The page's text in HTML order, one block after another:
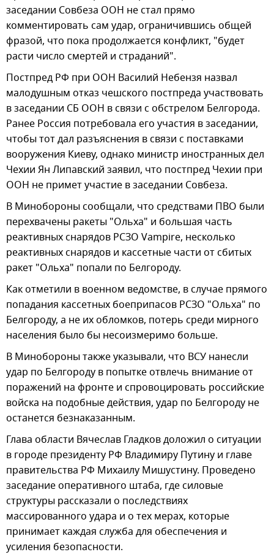
заседании Совбеза ООН не стал прямо
комментировать сам удар, ограничившись общей
фразой, что пока продолжается конфликт, "будет
расти число смертей и страданий".
Постпред РФ при ООН Василий Небензя назвал
малодушным отказ чешского постпреда участвовать
в заседании СБ ООН в связи с обстрелом Белгорода.
Ранее Россия потребовала его участия в заседании,
чтобы тот дал разъяснения в связи с поставками
вооружения Киеву, однако министр иностранных дел
Чехии Ян Липавский заявил, что постпред Чехии при
ООН не примет участие в заседании Совбеза.
В Минобороны сообщали, что средствами ПВО были
перехвачены ракеты "Ольха" и большая часть
реактивных снарядов РСЗО Vampire, несколько
реактивных снарядов и кассетные части от сбитых
ракет "Ольха" попали по Белгороду.
Как отметили в военном ведомстве, в случае прямого
попадания кассетных боеприпасов РСЗО "Ольха" по
Белгороду, а не их обломков, потерь среди мирного
населения было бы несоизмеримо больше.
В Минобороны также указывали, что ВСУ нанесли
удар по Белгороду в попытке отвлечь внимание от
поражений на фронте и спровоцировать российские
войска на подобные действия, удар по Белгороду не
останется безнаказанным.
Глава области Вячеслав Гладков доложил о ситуации
в городе президенту РФ Владимиру Путину и главе
правительства РФ Михаилу Мишустину. Проведено
заседание оперативного штаба, где силовые
структуры рассказали о последствиях
массированного удара и о тех мерах, которые
принимает каждая служба для обеспечения и
усиления безопасности.